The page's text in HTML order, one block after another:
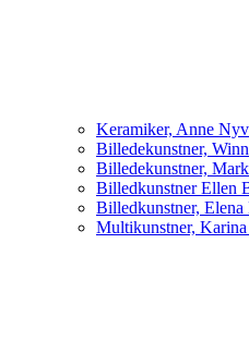
Keramiker, Anne
Billedekunstner,
Billedekunstner,
Billedkunstner Ellen
Billedkunstner, Elena
Multikunstner,